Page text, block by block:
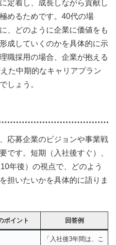
定着し、成長しながら貢献し
めるためです。40代の場
、どのように企業に価値をも
成していくのかを具体的に示
職採用の場合、企業が抱える
た中期的なキャリアプラン
しょう。
応募企業のビジョンや事業戦
です。短期（入社後すぐ）、
年後）の視点で、どのよう
担いたいかを具体的に語りま
ポイント 回答例
「入社後3年間は、こ